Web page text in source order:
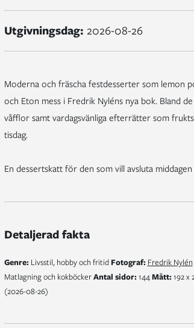
Utgivningsdag: 2026-08-26
Moderna och fräscha festdesserter som lemon
och Eton mess i Fredrik Nyléns nya bok. Bland
våfflor samt vardagsvänliga efterrätter som
tisdag.
En dessertskatt för den som vill avsluta
Detaljerad fakta
Genre: Livsstil, hobby och fritid Fotograf: Fredrik Nylén
Matlagning och kokböckerAntal sidor: 144Mått: 192 x
(2026-08-26)